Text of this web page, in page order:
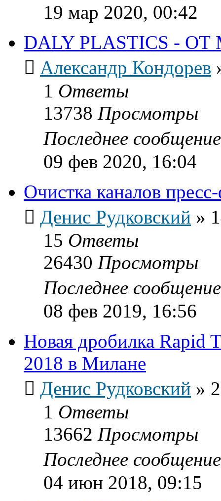
19 мар 2020, 00:42
DALY PLASTICS -
Александр Кондорев
1 Ответы
13738 Просмотры
Последнее
09 фев 2020, 16:04
Очистка каналов
Денис Рудковский »
15 Ответы
26430 Просмотры
Последнее
08 фев 2019, 16:56
Новая дробилка Rapid
2018 в Милане
Денис Рудковский »
1 Ответы
13662 Просмотры
Последнее
04 июн 2018, 09:15